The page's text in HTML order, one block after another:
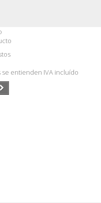
se entienden IVA incluído